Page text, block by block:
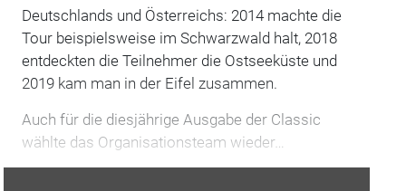
Deutschlands und Österreichs: 2014 machte die
Tour beispielsweise im Schwarzwald halt, 2018
entdeckten die Teilnehmer die Ostseeküste und
2019 kam man in der Eifel zusammen.
Auch für die diesjährige Ausgabe der Classic
wählte das Organisationsteam wieder…